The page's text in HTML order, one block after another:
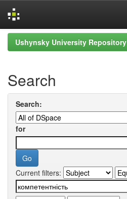
Skip
navigation
Ushynsky University Repository
Search
Search:
for
Current filters: